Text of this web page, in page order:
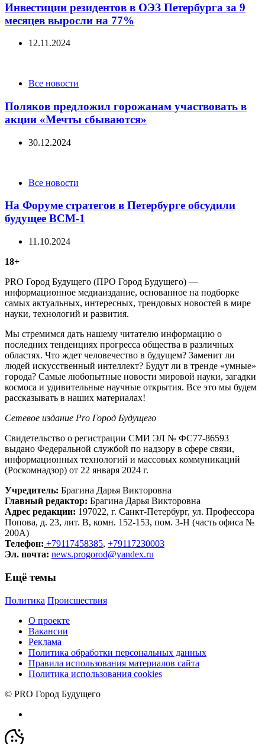
Инвестиции резидентов в ОЭЗ Петербурга за 9
месяцев выросли на 77%
12.11.2024
CategoriesВсе новости
Поляков предложил горожанам участвовать в
акции «Мечты сбываются»
30.12.2024
CategoriesВсе новости
На Форуме стратегов в Петербурге обсудили
будущее ВСМ-1
11.10.2024
18+
PRO Город Будущего (ПРО Город Будущего) —
информационное медиаиздание, основанное на подборке
самых актуальных, интересных, трендовых новостей в мире
науки, технологий и развития.
Мы стремимся дать нашему читателю информацию о
последних тенденциях прогресса общества в различных
областях. Что ждет человечество в будущем? Заменит ли
людей искусственный интеллект? Будут ли в тренде «умные»
города? Самые любопытные новости мировой науки, загадки
космоса и удивительные научные открытия. Все это мы будем
рассказывать в наших материалах!
Сетевое издание Рrо Город Будущего
Свидетельство о регистрации СМИ ЭЛ № ФС77-86593
выдано Федеральной службой по надзору в сфере связи,
информационных технологий и массовых коммуникаций
(Роскомнадзор) от 22 января 2024 г.
Учредитель: Брагина Дарья Викторовна
Главный редактор: Брагина Дарья Викторовна
Адрес редакции: 197022, г. Санкт-Петербург, ул. Профессора
Попова, д. 23, лит. В, комн. 152-153, пом. 3-Н (часть офиса №
200А)
Телефон: +79117458385, +79117230003
Эл. почта: news.progorod@yandex.ru
Ещё темы
Политика Происшествия
О проекте
Вакансии
Реклама
Политика обработки персональных данных
Правила использования материалов сайта
Политика использования cookies
© PRO Город Будущего